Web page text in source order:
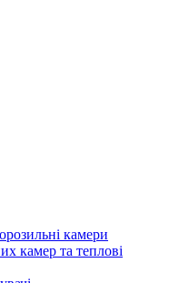
камери
камер та теплові